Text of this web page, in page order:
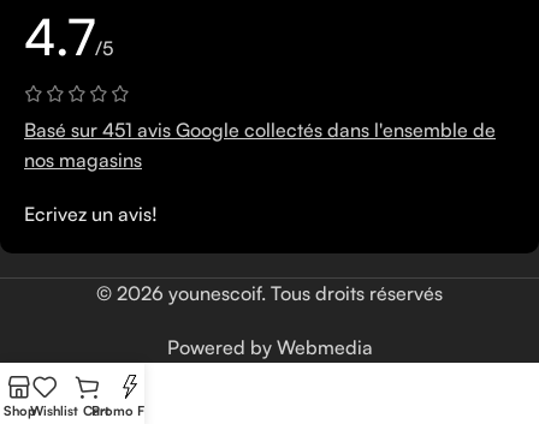
4.7/5
Basé sur 451 avis Google collectés dans l'ensemble de
nos magasins
Ecrivez un avis!
© 2026 younescoif. Tous droits réservés
Powered by Webmedia
ShopWishlist Cart
Promo Flash